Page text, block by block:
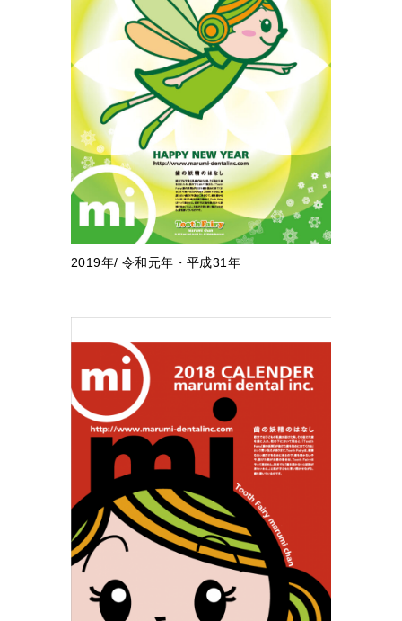
2019年/ 令和元年・平成31年